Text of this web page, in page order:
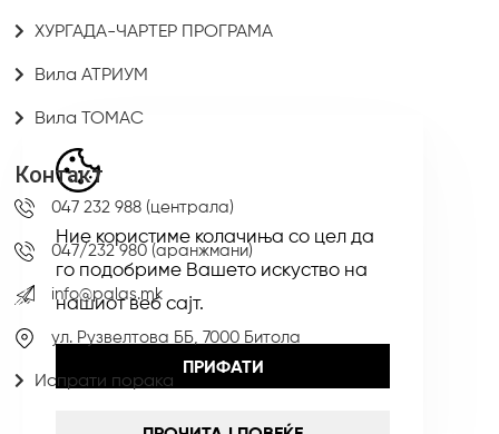
Ние користиме колачиња со цел да
го подобриме Вашето искуство на
нашиот веб сајт.
ПРИФАТИ
ХУРГАДА-ЧАРТЕР ПРОГРАМА
Вила АТРИУМ
Вила ТОМАС
Контакт
047 232 988 (централа)
047/232 980 (аранжмани)
info@palas.mk
ул. Рузвелтова ББ, 7000 Битола
Испрати порака